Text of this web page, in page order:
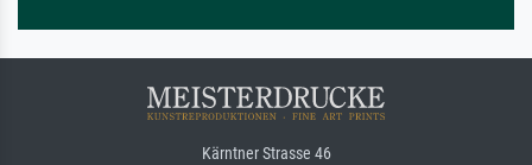
Kärntner Strasse 46